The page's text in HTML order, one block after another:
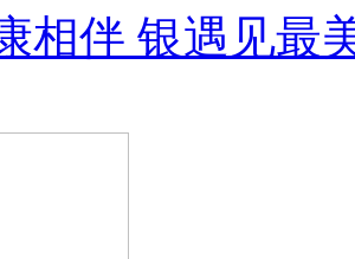
相伴 银遇见最